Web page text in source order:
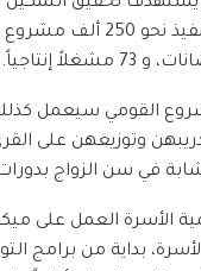
القومي سيعمل
للجميع، مع توطين 1500 طبيبة
الأسرة العمل على
بداية من برامج